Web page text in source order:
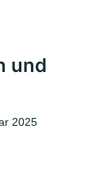
und
2025